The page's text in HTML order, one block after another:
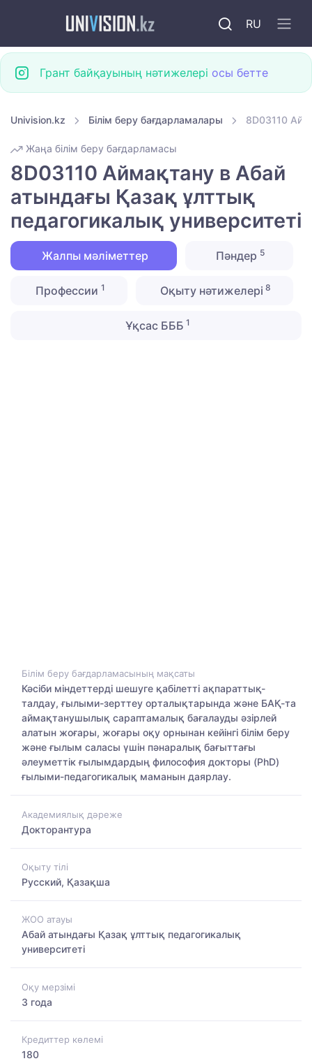
RU
Грант байқауының нәтижелері осы бетте
Univision.kz Білім беру бағдарламалары 8D03110
Жаңа білім беру бағдарламасы
8D03110 Аймақтану в Абай
атындағы Қазақ ұлттық
педагогикалық университеті
Жалпы мәліметтер Пәндер 5
Профессии 1 Оқыту нәтижелері 8
Ұқсас БББ 1
Білім беру бағдарламасының мақсаты
Кәсіби міндеттерді шешуге қабілетті ақпараттық-
талдау, ғылыми-зерттеу орталықтарында және БАҚ-та
аймақтанушылық сараптамалық бағалауды әзірлей
алатын жоғары, жоғары оқу орнынан кейінгі білім беру
және ғылым саласы үшін пәнаралық бағыттағы
әлеуметтік ғылымдардың философия докторы (PhD)
ғылыми-педагогикалық маманын даярлау.
Академиялық дәреже
Докторантура
Оқыту тілі
Русский, Қазақша
ЖОО атауы
Абай атындағы Қазақ ұлттық педагогикалық
университеті
Оқу мерзімі
3 года
Кредиттер көлемі
180